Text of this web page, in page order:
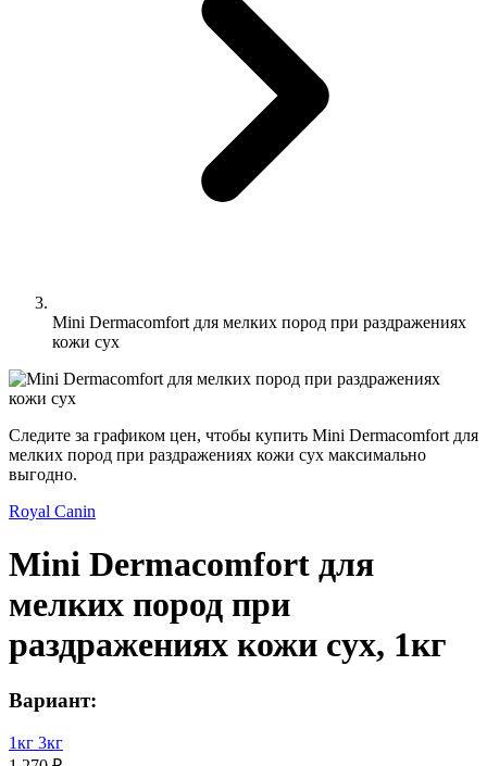
Mini Dermacomfort для мелких пород при раздражениях
кожи сух
Следите за графиком цен, чтобы купить Mini Dermacomfort для
мелких пород при раздражениях кожи сух максимально
выгодно.
Royal Canin
Mini Dermacomfort для
мелких пород при
раздражениях кожи сух, 1кг
Вариант:
1кг 3кг